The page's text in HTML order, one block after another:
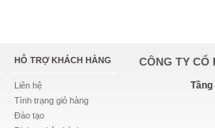
HỖ TRỢ KHÁCH HÀNG
Liên hệ
Tình trạng giỏ hàng
Đào tạo
CÔNG TY CỔ
Tầng